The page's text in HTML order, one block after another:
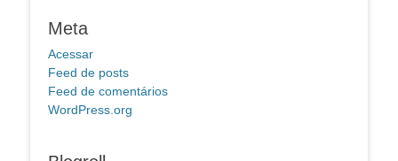
Meta
Acessar
Feed de posts
Feed de comentários
WordPress.org